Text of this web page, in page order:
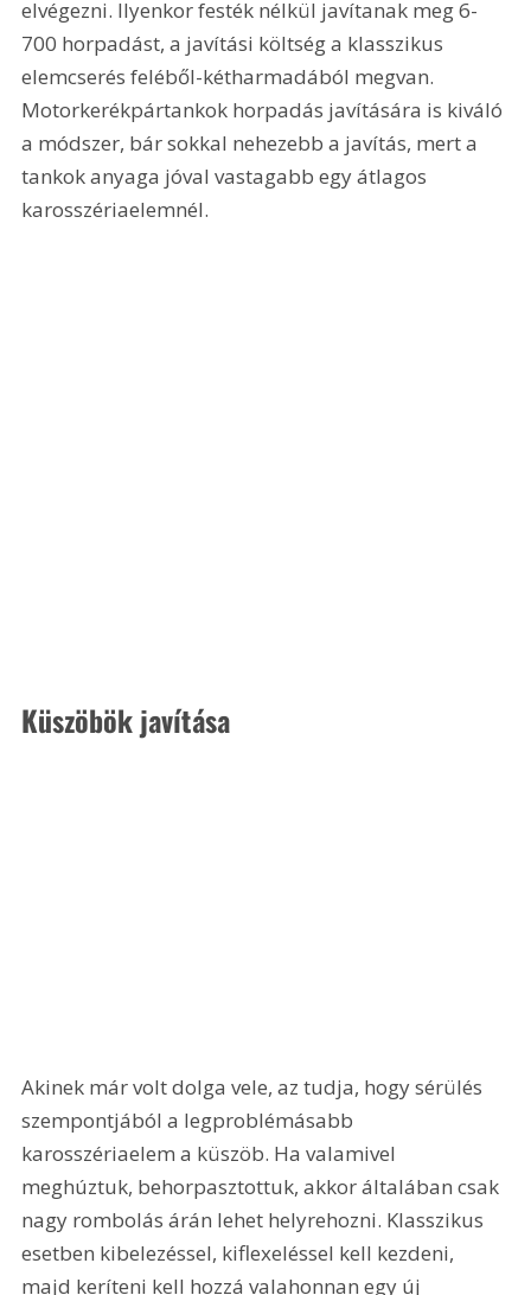
elvégezni. Ilyenkor festék nélkül javítanak meg 6-
700 horpadást, a javítási költség a klasszikus
elemcserés feléből-kétharmadából megvan.
Motorkerékpártankok horpadás javítására is kiváló
a módszer, bár sokkal nehezebb a javítás, mert a
tankok anyaga jóval vastagabb egy átlagos
karosszériaelemnél.
Küszöbök javítása
Akinek már volt dolga vele, az tudja, hogy sérülés
szempontjából a legproblémásabb
karosszériaelem a küszöb. Ha valamivel
meghúztuk, behorpasztottuk, akkor általában csak
nagy rombolás árán lehet helyrehozni. Klasszikus
esetben kibelezéssel, kiflexeléssel kell kezdeni,
majd keríteni kell hozzá valahonnan egy új